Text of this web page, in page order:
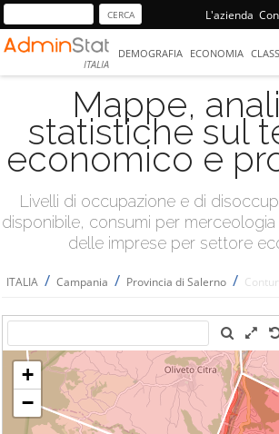
L'azienda
ITALIA
DEMOGRAFIA ECONOMIA
Mappe,
statistiche sul
economico e
Livelli di occupazione e di
disponibile, consumi per
delle imprese per settore
ITALIA / Campania / Provincia di Salerno /